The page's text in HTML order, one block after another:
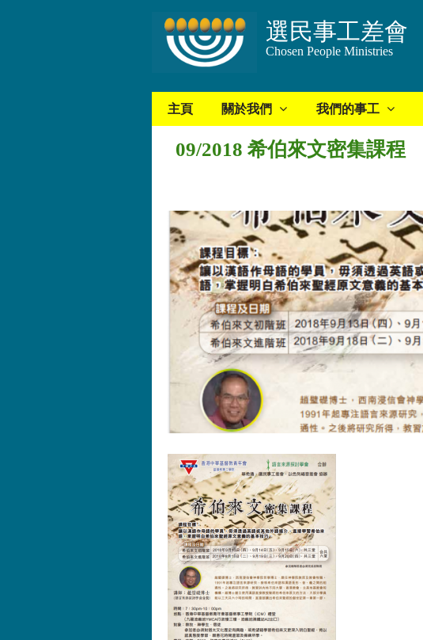
選民事工差會
Chosen People Ministries
主頁 關於我們 我們的事工
09/2018 希伯來文密集課程